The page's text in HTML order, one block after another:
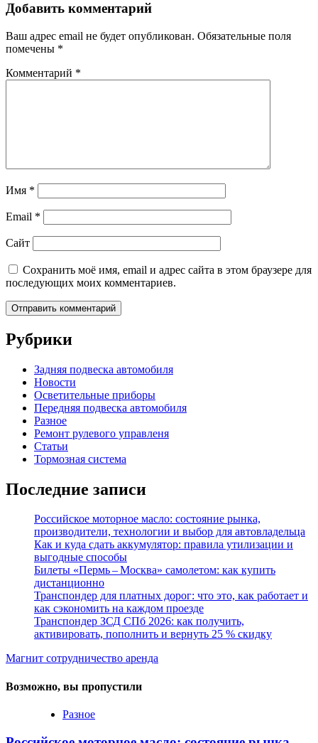
Добавить комментарий
Ваш адрес email не будет опубликован. Обязательные поля
помечены *
Комментарий *
Имя *
Email *
Сайт
Сохранить моё имя, email и адрес сайта в этом браузере для
последующих моих комментариев.
Рубрики
Задняя подвеска автомобиля
Новости
Осветительные приборы
Передняя подвеска автомобиля
Разное
Ремонт рулевого управленя
Статьи
Тормозная система
Последние записи
Российское моторное масло: состояние рынка,
производители, технологии и выбор для автовладельца
Как и куда сдать аккумулятор: правила утилизации и
выгодные способы
Билеты «Пермь – Москва» самолетом: как купить
дистанционно
Транспондер для платных дорог: что это, как работает и
как сэкономить на каждом проезде
Транспондер ЗСД СПб 2026: как получить,
активировать, пополнить и вернуть 25 % скидку
Магнит сотрудничество аренда
Возможно, вы пропустили
Разное